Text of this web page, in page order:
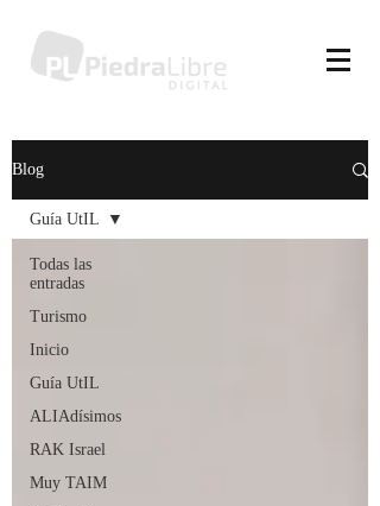
Blog
Todas las
entradas
Turismo
Inicio
Guía UtIL
ALIAdísimos
RAK Israel
Muy TAIM
Guía UtIL